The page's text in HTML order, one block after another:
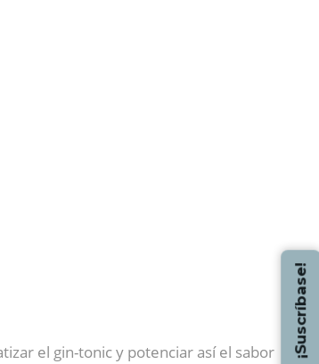
el gin-tonic y potenciar así el sabor
¡Suscríbase!